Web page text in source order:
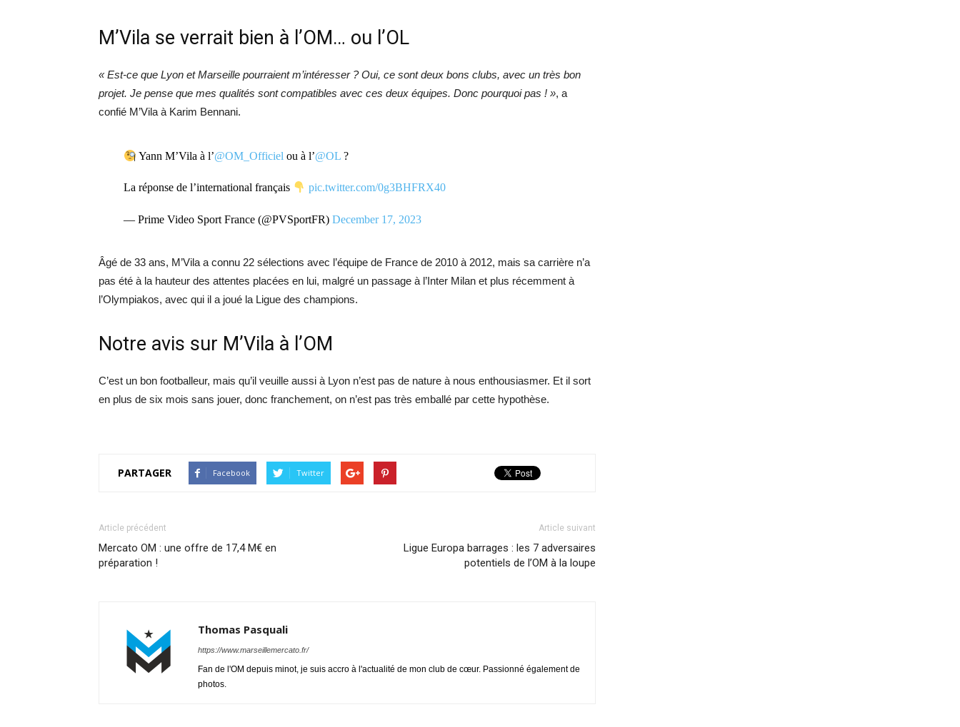
M’Vila se verrait bien à l’OM… ou l’OL
« Est-ce que Lyon et Marseille pourraient m’intéresser ? Oui, ce sont deux bons clubs, avec un très bon
projet. Je pense que mes qualités sont compatibles avec ces deux équipes. Donc pourquoi pas ! », a
confié M’Vila à Karim Bennani.
Yann M’Vila à l’@OM_Officiel ou à l’@OL ?
La réponse de l’international français pic.twitter.com/0g3BHFRX40
— Prime Video Sport France (@PVSportFR) December 17, 2023
Âgé de 33 ans, M’Vila a connu 22 sélections avec l’équipe de France de 2010 à 2012, mais sa carrière n’a
pas été à la hauteur des attentes placées en lui, malgré un passage à l’Inter Milan et plus récemment à
l’Olympiakos, avec qui il a joué la Ligue des champions.
Notre avis sur M’Vila à l’OM
C’est un bon footballeur, mais qu’il veuille aussi à Lyon n’est pas de nature à nous enthousiasmer. Et il sort
en plus de six mois sans jouer, donc franchement, on n’est pas très emballé par cette hypothèse.
PARTAGER Facebook Twitter
Article précédent
Mercato OM : une offre de 17,4 M€ en
préparation !
Article suivant
Ligue Europa barrages : les 7 adversaires
potentiels de l’OM à la loupe
Thomas Pasquali
https://www.marseillemercato.fr/
Fan de l'OM depuis minot, je suis accro à l'actualité de mon club de cœur. Passionné également de
photos.